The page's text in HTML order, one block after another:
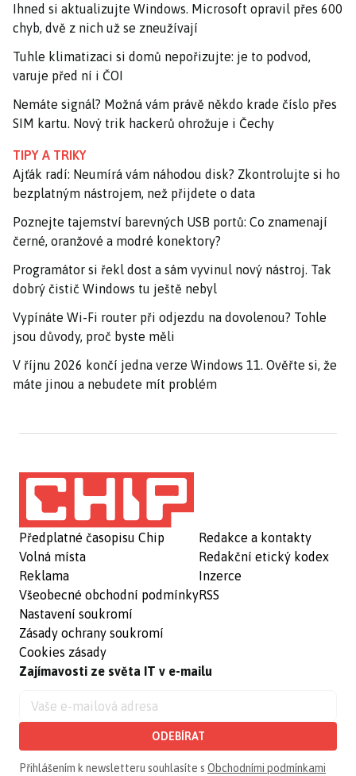
Ihned si aktualizujte Windows. Microsoft opravil přes 600
chyb, dvě z nich už se zneužívají
Tuhle klimatizaci si domů nepořizujte: je to podvod,
varuje před ní i ČOI
Nemáte signál? Možná vám právě někdo krade číslo přes
SIM kartu. Nový trik hackerů ohrožuje i Čechy
TIPY A TRIKY
Ajťák radí: Neumírá vám náhodou disk? Zkontrolujte si ho
bezplatným nástrojem, než přijdete o data
Poznejte tajemství barevných USB portů: Co znamenají
černé, oranžové a modré konektory?
Programátor si řekl dost a sám vyvinul nový nástroj. Tak
dobrý čistič Windows tu ještě nebyl
Vypínáte Wi-Fi router při odjezdu na dovolenou? Tohle
jsou důvody, proč byste měli
V říjnu 2026 končí jedna verze Windows 11. Ověřte si, že
máte jinou a nebudete mít problém
Předplatné časopisu Chip
Volná místa
Reklama
Všeobecné obchodní podmínky
Nastavení soukromí
Zásady ochrany soukromí
Cookies zásady
Redakce a kontakty
Redakční etický kodex
Inzerce
RSS
Zajímavosti ze světa IT v e-mailu
ODEBÍRAT
Přihlášením k newsletteru souhlasíte s Obchodními podmínkami